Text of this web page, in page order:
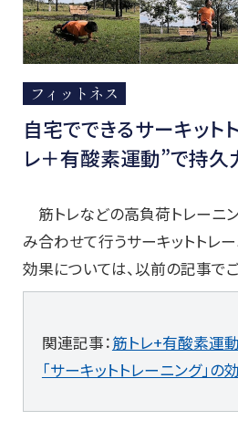
フィットネス
自宅でできるサーキット
レ＋有酸素運動”で持久
筋トレなどの高負荷トレーニ
み合わせて行うサーキットトレ
効果については、以前の記事で
関連記事：筋トレ+有酸素運
「サーキットトレーニング」の